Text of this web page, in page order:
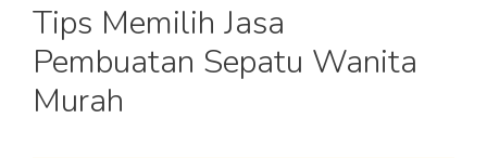
Tips Memilih Jasa
Pembuatan Sepatu Wanita
Murah